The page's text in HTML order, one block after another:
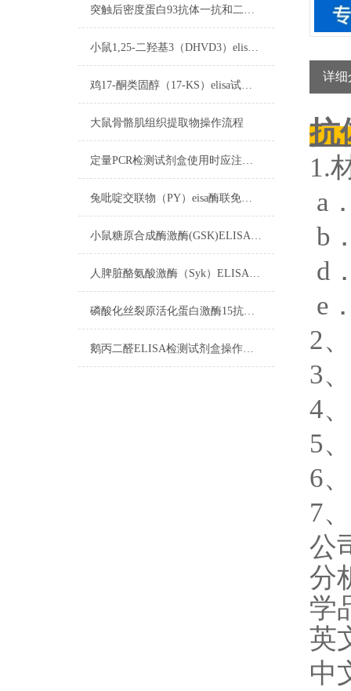
突触后密度蛋白93抗体一抗和二抗的区别
小鼠1,25-二羟基3（DHVD3）elisa试剂盒注意事项
鸡17-酮类固醇（17-KS）elisa试剂盒操作步骤
大鼠骨骼肌组织提取物操作流程
定量PCR检测试剂盒使用时应注意以下方面
兔吡啶交联物（PY）eisa酶联免疫试剂盒实验禁忌
小鼠糖原合成酶激酶(GSK)ELISA试剂盒标本的采集与保存
人脾脏酪氨酸激酶（Syk）ELISA免费代测试剂盒​标本要求
磷酸化丝裂原活化蛋白激酶15抗体​制备过程
鹅丙二醛ELISA检测试剂盒操作步骤
详细
抗
1.
a
b
d
e
2
3
4
5
6
7
公
分
学
英
中